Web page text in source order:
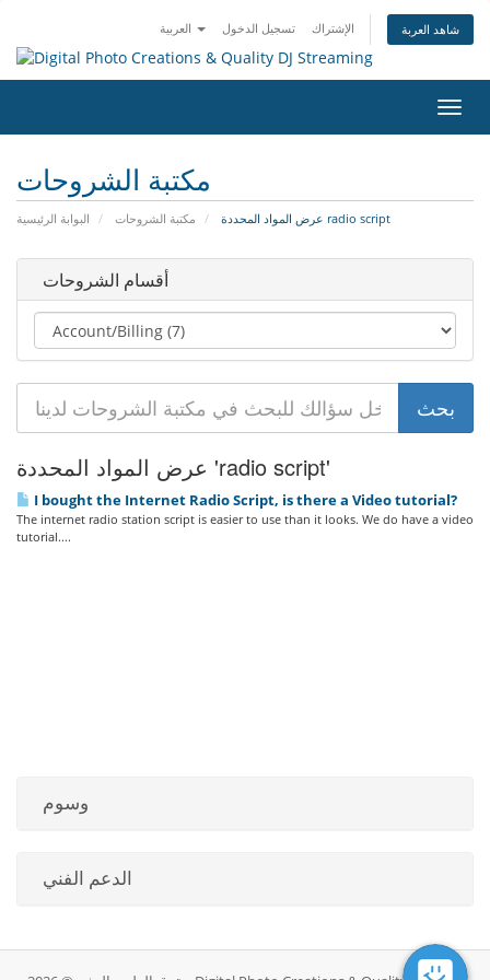
تسجيل الدخول الإشتراك شاهد العربة
تبديل
التنقل
مكتبة الشروحات
البوابة الرئيسية مكتبة الشروحات عرض المواد المحددة radio script
أقسام الشروحات
عرض المواد المحددة 'radio script'
I bought the Internet Radio Script, is there a Video tutorial?
The internet radio station script is easier to use than it looks. We do have a video
tutorial....
وسوم
الدعم الفني